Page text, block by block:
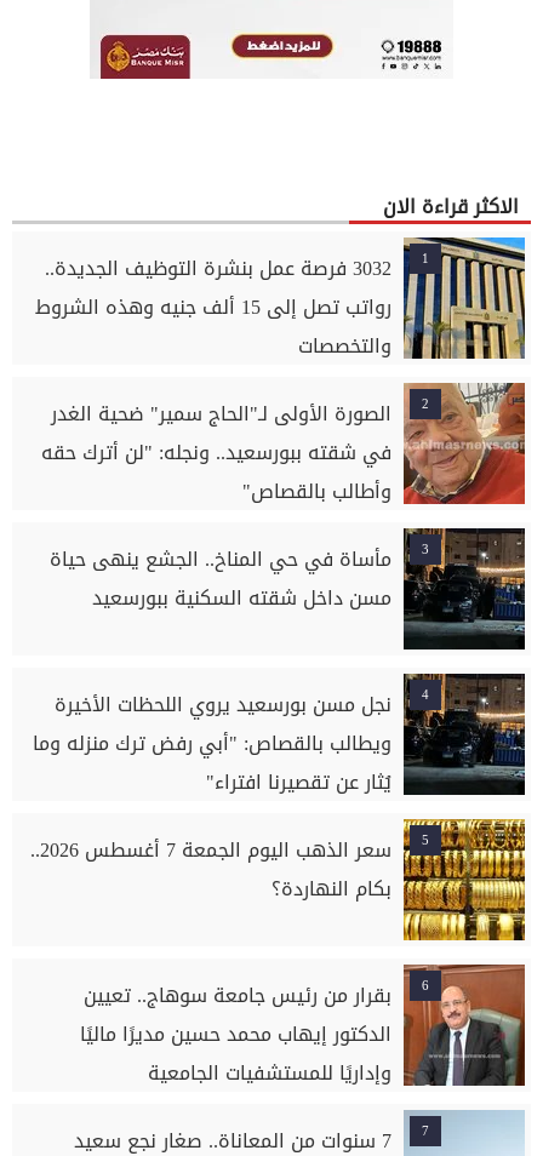
الاكثر قراءة الان
1
3032 فرصة عمل بنشرة التوظيف الجديدة..
رواتب تصل إلى 15 ألف جنيه وهذه الشروط
والتخصصات
2
الصورة الأولى لـ"الحاج سمير" ضحية الغدر
في شقته ببورسعيد.. ونجله: "لن أترك حقه
وأطالب بالقصاص"
3
مأساة في حي المناخ.. الجشع ينهى حياة
مسن داخل شقته السكنية ببورسعيد
4
نجل مسن بورسعيد يروي اللحظات الأخيرة
ويطالب بالقصاص: "أبي رفض ترك منزله وما
يُثار عن تقصيرنا افتراء"
5
سعر الذهب اليوم الجمعة 7 أغسطس 2026..
بكام النهاردة؟
6
بقرار من رئيس جامعة سوهاج.. تعيين
الدكتور إيهاب محمد حسين مديرًا ماليًا
وإداريًا للمستشفيات الجامعية
7 7 سنوات من المعاناة.. صغار نجع سعيد